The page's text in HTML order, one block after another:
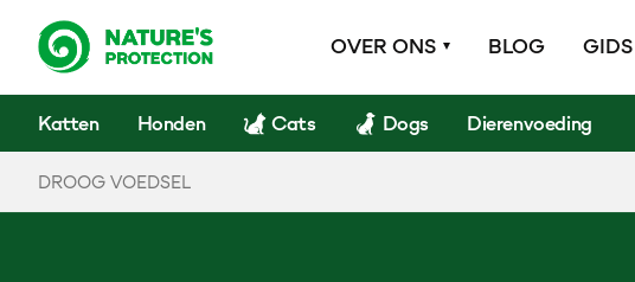
OVER ONS BLOG
Katten Honden Cats Dogs Dierenvoeding
DROOG VOEDSEL